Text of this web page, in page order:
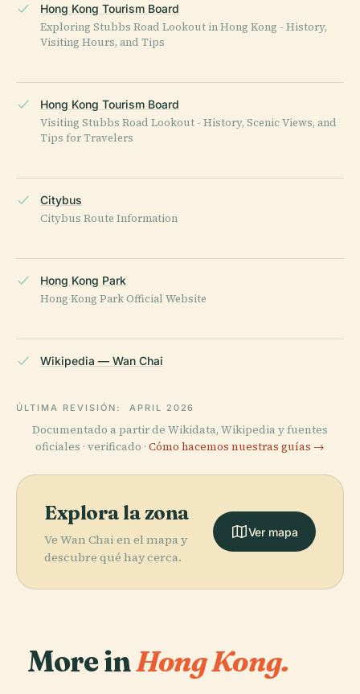
Hong Kong Tourism Board
Exploring Stubbs Road Lookout in Hong Kong - History,
Visiting Hours, and Tips
Hong Kong Tourism Board
Visiting Stubbs Road Lookout - History, Scenic Views, and
Tips for Travelers
Citybus
Citybus Route Information
Hong Kong Park
Hong Kong Park Official Website
Wikipedia — Wan Chai
ÚLTIMA REVISIÓN: APRIL 2026
Documentado a partir de Wikidata, Wikipedia y fuentes
oficiales · verificado · Cómo hacemos nuestras guías →
Explora la zona
Ve Wan Chai en el mapa y
descubre qué hay cerca.
Ver mapa
More inHong Kong.